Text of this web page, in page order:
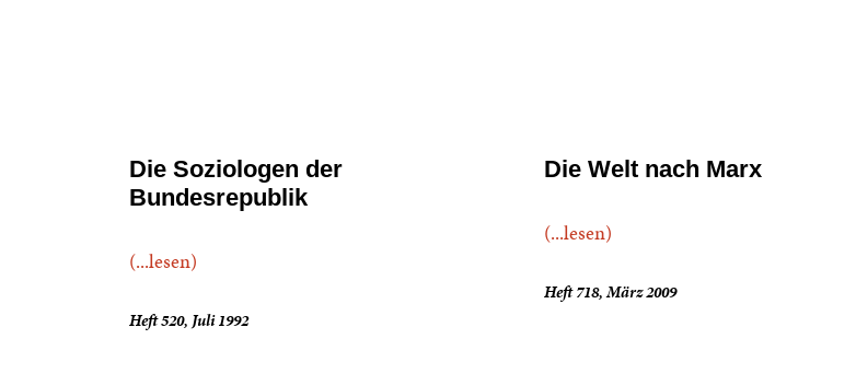
Die Soziologen der
Bundesrepublik
(...lesen)
Heft 520, Juli 1992
Die Welt nach Marx
(...lesen)
Heft 718, März 2009